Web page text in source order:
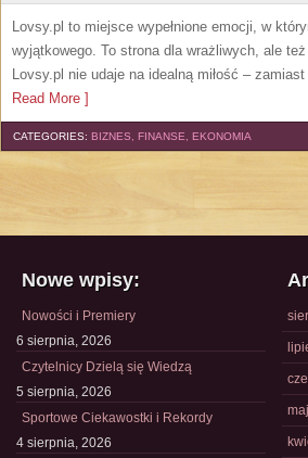
Lovsy.pl to miejsce wypełnione emocji, w
wyjątkowego. To strona dla wrażliwych, ale
Lovsy.pl nie udaje na idealną miłość –
Read More ]
CATEGORIES: BIZNES, FINANSE, EKONOMIA
Nowe wpisy:
Nowości i Premiery
6 sierpnia, 2026
Czytelnicy Dzielą się Wiedzą
5 sierpnia, 2026
Sportowe Ciekawostki i Rekordy
4 sierpnia, 2026